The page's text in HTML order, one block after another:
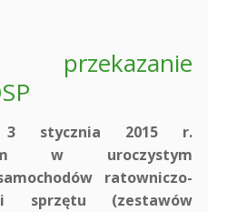
przekazanie
stycznia 2015 r.
w uroczystym
ratowniczo-
i sprzętu (zestawów